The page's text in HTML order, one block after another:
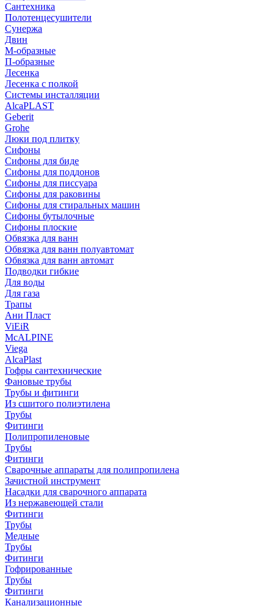
Сантехника
Полотенцесушители
Сунержа
Двин
М-образные
П-образные
Лесенка
Лесенка с полкой
Системы инсталляции
AlcaPLAST
Geberit
Grohe
Люки под плитку
Сифоны
Сифoны для биде
Сифoны для поддонов
Сифoны для писсуара
Сифоны для раковины
Сифоны для стиральных машин
Сифоны бутылочные
Сифоны плоские
Обвязка для ванн
Обвязка для ванн полуавтомат
Обвязка для ванн автомат
Подводки гибкие
Для воды
Для газа
Трапы
Ани Пласт
ViEiR
McALPINE
Viega
AlcaPlast
Гофры сантехнические
Фановые трубы
Трубы и фитинги
Из сшитого полиэтилена
Трубы
Фитинги
Полипропиленовые
Трубы
Фитинги
Сварочные аппараты для полипропилена
Зачистной инструмент
Насадки для сварочного аппарата
Из нержавеющей стали
Фитинги
Трубы
Медные
Трубы
Фитинги
Гофрированные
Трубы
Фитинги
Канализационные